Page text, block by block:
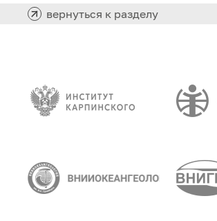
«Южно-Хангокуртский» в Ханты-
вернуться к разделу